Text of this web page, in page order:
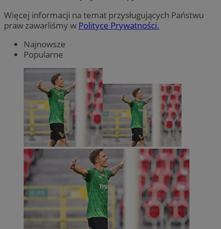
Więcej informacji na temat przysługujących Państwu
praw zawarliśmy w Polityce Prywatności.
Najnowsze
Popularne